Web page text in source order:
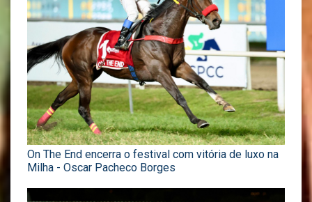
On The End encerra o festival com vitória de luxo na
Milha - Oscar Pacheco Borges